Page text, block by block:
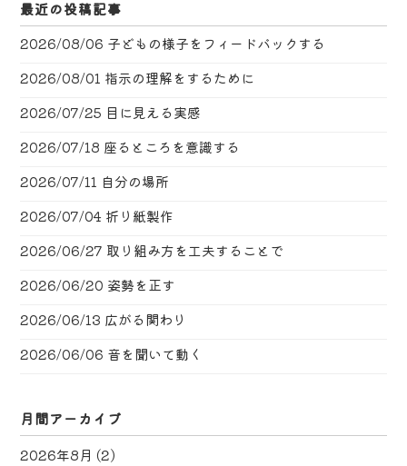
最近の投稿記事
2026/08/06 子どもの様子をフィードバックする
2026/08/01 指示の理解をするために
2026/07/25 目に見える実感
2026/07/18 座るところを意識する
2026/07/11 自分の場所
2026/07/04 折り紙製作
2026/06/27 取り組み方を工夫することで
2026/06/20 姿勢を正す
2026/06/13 広がる関わり
2026/06/06 音を聞いて動く
月間アーカイブ
2026年8月 (2)